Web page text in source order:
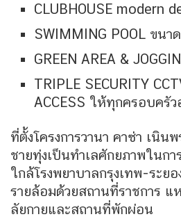
CLUBHOUSE modern
SWIMMING POOL ขน
GREEN AREA &
TRIPLE SECURITY
ACCESS ให้ทุกครอบครัว
ที่ตั้งโครงการวานา คาซ่า เนิน
ชายทุ่งเป็นทำเลศักยภาพในก
ใกล้โรงพยาบาลกรุงเทพ-ระย
รายล้อมด้วยสถานที่ราชการ แ
ลัยกายและสถานที่พักผ่อน